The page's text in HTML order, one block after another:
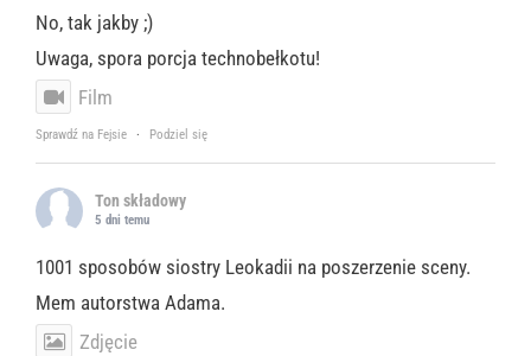
No, tak jakby ;)
Uwaga, spora porcja technobełkotu!
Film
Sprawdź na Fejsie · Podziel się
Ton składowy
5 dni temu
1001 sposobów siostry Leokadii na poszerzenie sceny.
Mem autorstwa Adama.
Zdjęcie